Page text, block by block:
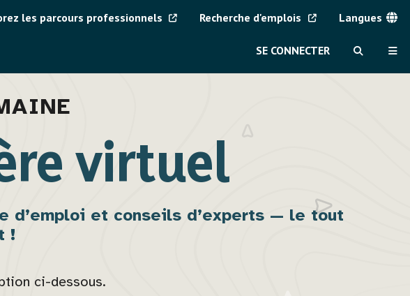
les parcours professionnels Recherche d'emplois Langues
Menu
MVAJC
SE CONNECTER
virtuel
d’emploi et conseils d’experts — le tout
!
ci-dessous.